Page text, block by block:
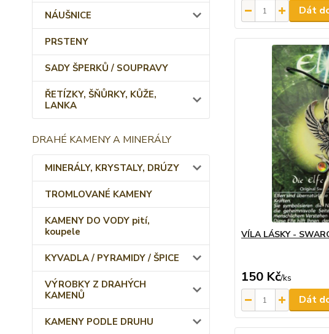
NÁUŠNICE
PRSTENY
SADY ŠPERKŮ / SOUPRAVY
ŘETÍZKY, ŠŇŮRKY, KŮŽE,
LANKA
DRAHÉ KAMENY A MINERÁLY
MINERÁLY, KRYSTALY, DRÚZY
TROMLOVANÉ KAMENY
KAMENY DO VODY pití,
koupele
KYVADLA / PYRAMIDY / ŠPICE
VÝROBKY Z DRAHÝCH
KAMENŮ
KAMENY PODLE DRUHU
Dát
VÍLA LÁSKY -
150 Kč/ks
Dát